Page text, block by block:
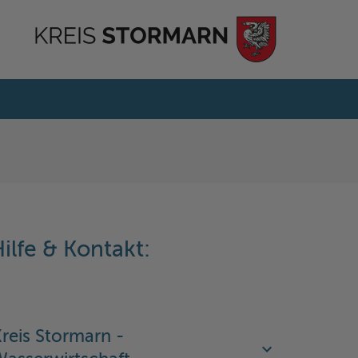
& Kontakt:
Stormarn -